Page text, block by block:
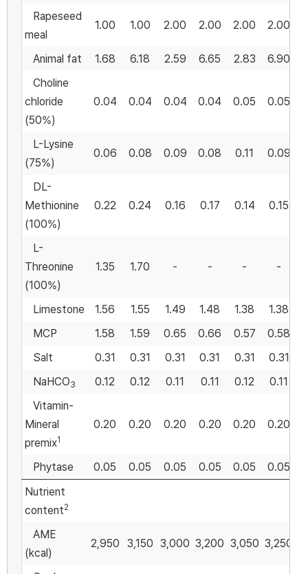
Rapeseed
meal
1.00 1.00 2.00 2.00 2.00 2.00
Animal fat 1.68 6.18 2.59 6.65 2.83
6.90
Choline
chloride
(50%)
0.04 0.04 0.04 0.04 0.05 0.05
L-Lysine
(75%)
0.06 0.08 0.09 0.08 0.11 0.09
DL-
Methionine
(100%)
0.22 0.24 0.16 0.17 0.14 0.15
L-
Threonine
(100%)
1.35 1.70 - - - -
Limestone 1.56 1.55 1.49 1.48 1.38
1.38
MCP
1.58 1.59 0.65 0.66 0.57
0.58
Salt
0.31 0.31 0.31 0.31 0.31
0.31
NaHCO3 0.12 0.12 0.11 0.11 0.12
0.11
Vitamin-
Mineral
premix1
0.20 0.20 0.20 0.20 0.20 0.20
Phytase 0.05 0.05 0.05 0.05 0.05
0.05
Nutrient
content2
AME
(kcal)
2,950 3,150 3,000 3,200 3,050 3,250